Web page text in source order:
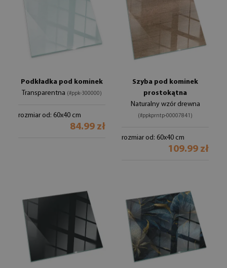
Podkładka pod kominek
Transparentna (#ppk-300000)
rozmiar od: 60x40 cm
84.99 zł
Szyba pod kominek
prostokątna
Naturalny wzór drewna
(#ppkprntp-00007841)
rozmiar od: 60x40 cm
109.99 zł